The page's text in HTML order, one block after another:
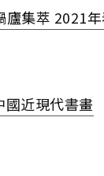
集萃 2021年
近現代書畫